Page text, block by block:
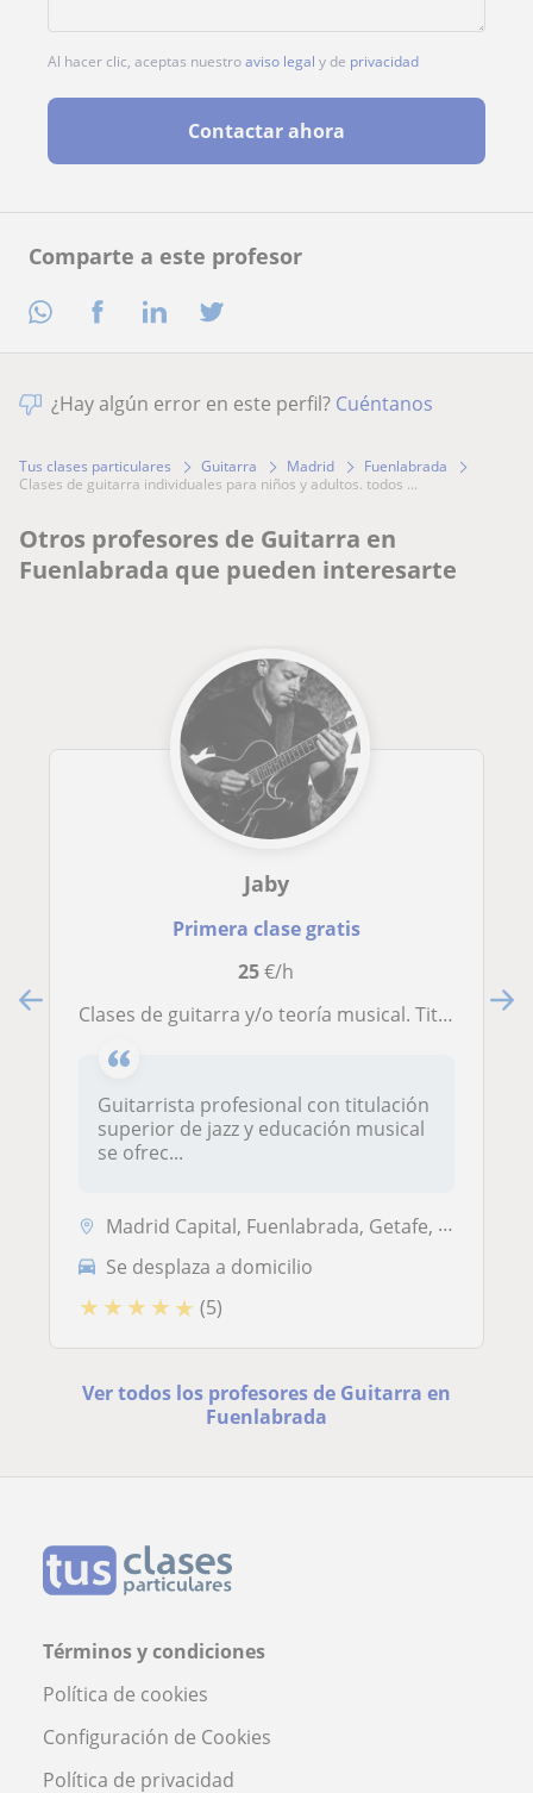
Comparte a este profesor
Al hacer clic, aceptas nuestroaviso legal y de privacidad
Contactar ahora
¿Hay algún error en este perfil? Cuéntanos
Tus clases particulares Guitarra Madrid
Fuenlabrada
clases de guitarra individuales para niños y adultos. todos ...
Otros profesores de Guitarra en
Fuenlabrada que pueden interesarte
Jaby
Primera clase gratis
25€/h
Clases de guitarra y/o teoría musical. Titulación oficial y experiencia demostrable
Guitarrista profesional con titulación
superior de jazz y educación musical
se ofrec...
Madrid Capital, Fuenlabrada, Getafe, Leganés, Alcorcón
Se desplaza a domicilio
★ ★ ★ ★ ★ (5)
Ver todos los profesores de Guitarra en
Fuenlabrada
Términos y condiciones
Política de cookies
Configuración de Cookies
Política de privacidad